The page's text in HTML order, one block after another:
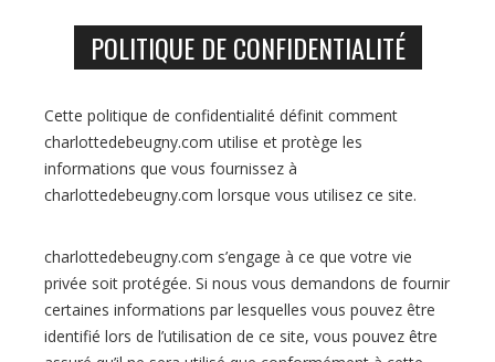
POLITIQUE DE CONFIDENTIALITÉ
Cette politique de confidentialité définit comment
charlottedebeugny.com utilise et protège les
informations que vous fournissez à
charlottedebeugny.com lorsque vous utilisez ce site.
charlottedebeugny.com s’engage à ce que votre vie
privée soit protégée. Si nous vous demandons de fournir
certaines informations par lesquelles vous pouvez être
identifié lors de l’utilisation de ce site, vous pouvez être